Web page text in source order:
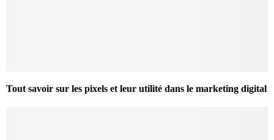
Tout savoir sur les pixels et leur utilité dans le marketing digital